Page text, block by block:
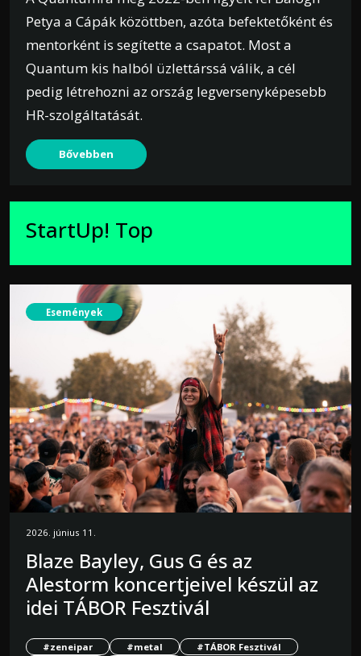
Petya a Cápák közöttben, azóta befektetőként és
mentorként is segítette a csapatot. Most a
Quantum kis halból üzlettárssá válik, a cél
pedig létrehozni az ország legversenyképesebb
HR-szolgáltatását.
Bővebben
StartUp! Top
Események
2026. június 11.
Blaze Bayley, Gus G és az
Alestorm koncertjeivel készül az
idei TÁBOR Fesztivál
#zeneipar #metal
#TÁBOR Fesztivál